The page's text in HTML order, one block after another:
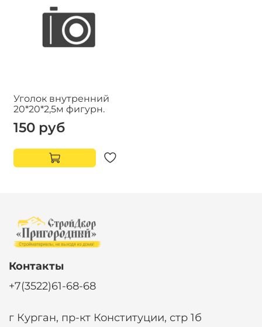
Уголок внутренний
20*20*2,5м фигурн.
150 руб
Контакты
+7(3522)61-68-68
г Курган, пр-кт Конституции, стр 1б